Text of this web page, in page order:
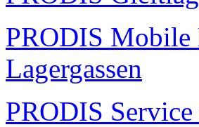
PRODIS Mobile
Lagergassen
PRODIS